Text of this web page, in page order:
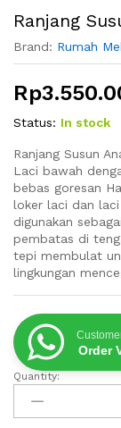
Ranjang
Brand: Rumah
Rp
Status: In stock
Ranjang Susun
Laci bawah
bebas goresan
loker laci dan
digunakan
pembatas di
tepi membulat
lingkungan
Order
Ranjang
Susun
Anak
Quantity: